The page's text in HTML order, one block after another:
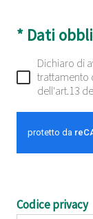
* Dati
Dichiaro di
trattamento
dell'art.13
Codice privacy